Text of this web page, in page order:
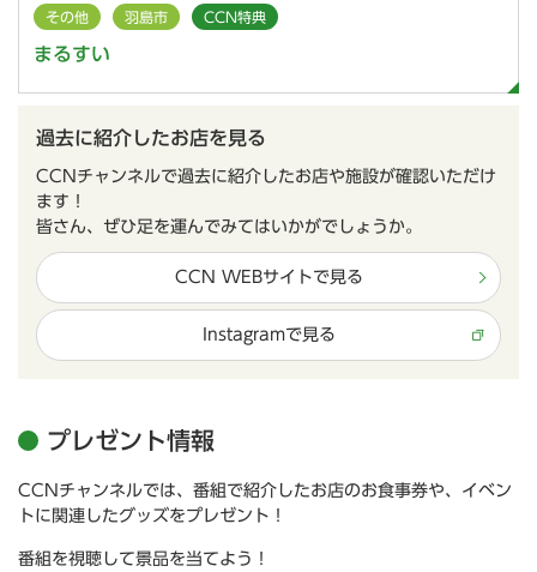
その他 羽島市 CCN特典
まるすい
過去に紹介したお店を見る
CCNチャンネルで過去に紹介したお店や施設が確認いただけ
ます！
皆さん、ぜひ足を運んでみてはいかがでしょうか。
CCN WEBサイトで見る
Instagramで見る
プレゼント情報
CCNチャンネルでは、番組で紹介したお店のお食事券や、イベン
トに関連したグッズをプレゼント！
番組を視聴して景品を当てよう！